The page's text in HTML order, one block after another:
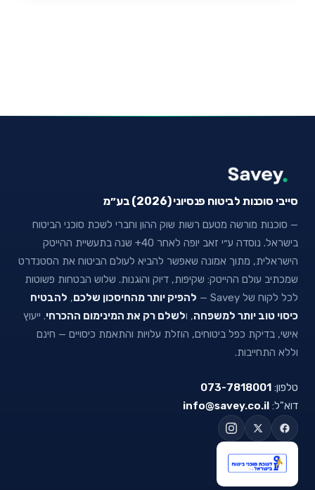
סייבי סוכנות לביטוח פנסיוני (2026) בע״מ
— סוכנות מורשה מטעם רשות שוק ההון וחברי לשכת סוכני הביטוח
בישראל. נוסדה ע״י זאב יופה לאחר 40+ שנה בתעשיית ההייטק
הישראלית, מתוך אמונה שאפשר להביא לעולם הביטוח את הסטנדרט
שמכתיב עולם ההייטק: שקיפות, דיוק והוגנות. שלוש הבטחות פשוטות
לכל לקוח של Savey —
להפיק יותר מהחיסכון שלכם, להבטיח
כיסוי טוב יותר למשפחה, ולשלם רק את המינימום ההכרחי. ייעוץ
אישי, בדיקת כפל ביטוחים, הוזלת עלויות והתאמת כיסויים — חינם
וללא התחייבות.
טלפון: 073-7818001
דוא"ל: info@savey.co.il